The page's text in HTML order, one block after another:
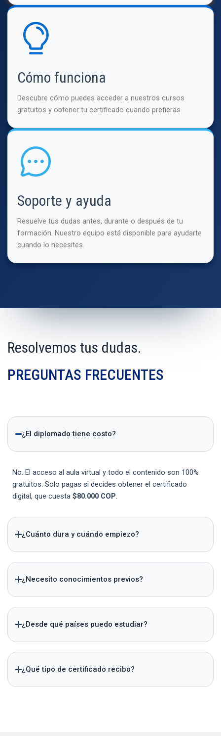
Cómo funciona
Descubre cómo puedes acceder a nuestros cursos
gratuitos y obtener tu certificado cuando prefieras.
Soporte y ayuda
Resuelve tus dudas antes, durante o después de tu
formación. Nuestro equipo está disponible para ayudarte
cuando lo necesites.
Resolvemos tus dudas.
PREGUNTAS FRECUENTES
¿El diplomado tiene costo?
No. El acceso al aula virtual y todo el contenido son 100%
gratuitos. Solo pagas si decides obtener el certificado
digital, que cuesta $80.000 COP
¿Cuánto dura y cuándo empiezo?
¿Necesito conocimientos previos?
¿Desde qué países puedo estudiar?
¿Qué tipo de certificado recibo?